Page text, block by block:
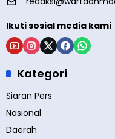
Ikuti sosial media kami
Kategori
Siaran Pers
Nasional
Daerah